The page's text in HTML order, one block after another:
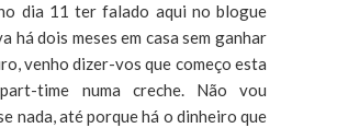
dia 11 ter falado aqui no blogue
há dois meses em casa sem ganhar
venho dizer-vos que começo esta
time numa creche. Não vou
nada, até porque há o dinheiro que